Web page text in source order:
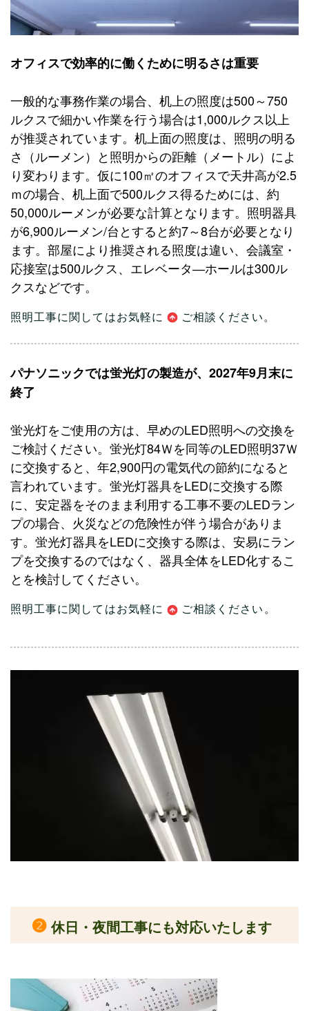
オフィスで効率的に働くために明るさは重要
一般的な事務作業の場合、机上の照度は500～750
ルクスで細かい作業を行う場合は1,000ルクス以上
が推奨されています。机上面の照度は、照明の明る
さ（ルーメン）と照明からの距離（メートル）によ
り変わります。仮に100㎡のオフィスで天井高が2.5
ｍの場合、机上面で500ルクス得るためには、約
50,000ルーメンが必要な計算となります。照明器具
が6,900ルーメン/台とすると約7～8台が必要となり
ます。部屋により推奨される照度は違い、会議室・
応接室は500ルクス、エレベータ―ホールは300ル
クスなどです。
照明工事に関してはお気軽に ご相談 ください。
パナソニックでは蛍光灯の製造が、2027年9月末に
終了
蛍光灯をご使用の方は、早めのLED照明への交換を
ご検討ください。蛍光灯84Ｗを同等のLED照明37Ｗ
に交換すると、年2,900円の電気代の節約になると
言われています。蛍光灯器具をLEDに交換する際
に、安定器をそのまま利用する工事不要のLEDラン
プの場合、火災などの危険性が伴う場合がありま
す。蛍光灯器具をLEDに交換する際は、安易にラン
プを交換するのではなく、器具全体をLED化するこ
とを検討してください。
照明工事に関してはお気軽に ご相談 ください。
❷休日・夜間工事にも対応いたします